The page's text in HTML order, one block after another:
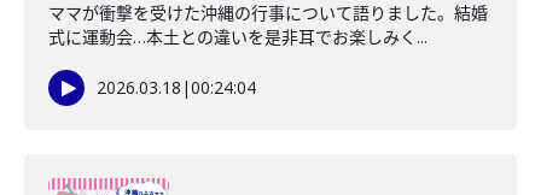
ママが衝撃を受けた沖縄の行事について語りました。結婚
式に運動会…本土との違いを是非耳でお楽しみく...
2026.03.18 |00:24:04